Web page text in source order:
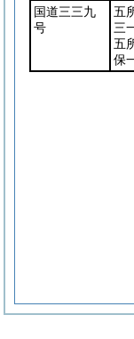
国道三三九
号
五
三
五
保